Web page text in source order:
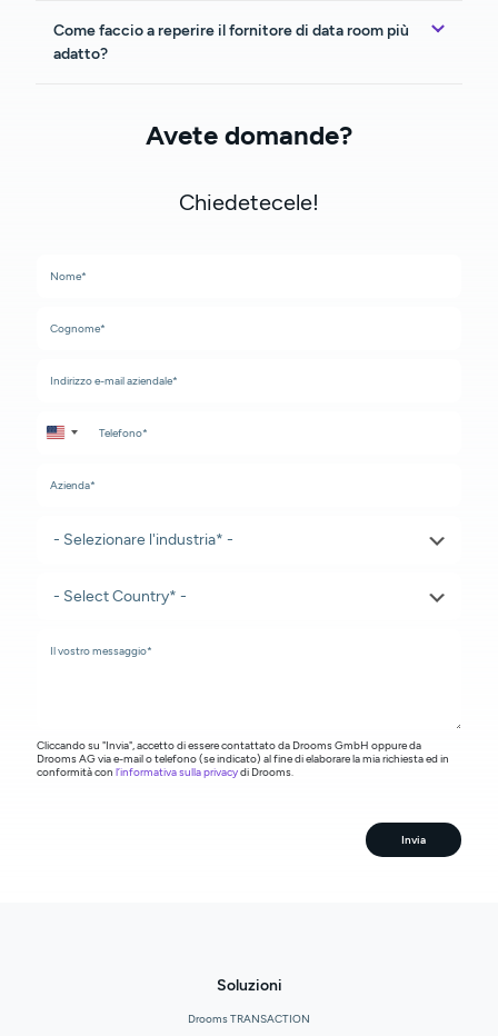
Come faccio a reperire il fornitore di data room più
adatto?
Avete domande?
Chiedetecele!
United States +1
Cliccando su "Invia", accetto di essere contattato da Drooms GmbH oppure da
Drooms AG via e-mail o telefono (se indicato) al fine di elaborare la mia richiesta ed in
conformità con l’informativa sulla privacydi Drooms.
Invia
Soluzioni
Drooms TRANSACTION